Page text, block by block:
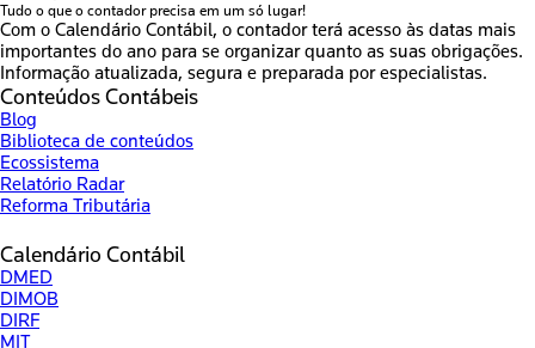
Tudo o que o contador precisa em um só lugar!
Com o Calendário Contábil, o contador terá acesso às datas mais
importantes do ano para se organizar quanto as suas obrigações.
Informação atualizada, segura e preparada por especialistas.
Conteúdos Contábeis
Blog
Biblioteca de conteúdos
Ecossistema
Relatório Radar
Reforma Tributária
Calendário Contábil
DMED
DIMOB
DIRF
MIT